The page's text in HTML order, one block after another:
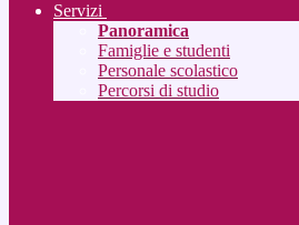
Servizi
Panoramica
Famiglie e studenti
Personale scolastico
Percorsi di studio